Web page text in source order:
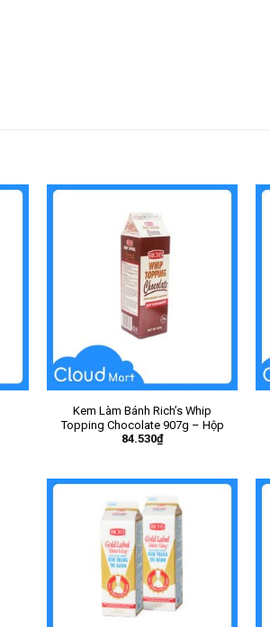
Kem Làm Bánh Rich’s Whip
Topping Chocolate 907g – Hộp
84.530₫